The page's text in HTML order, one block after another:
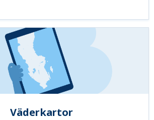
Väderkartor